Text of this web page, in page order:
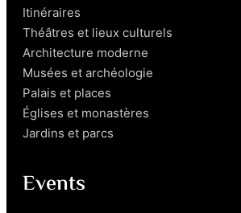
Itinéraires
Théâtres et lieux culturels
Architecture moderne
Musées et archéologie
Palais et places
Églises et monastères
Jardins et parcs
Events